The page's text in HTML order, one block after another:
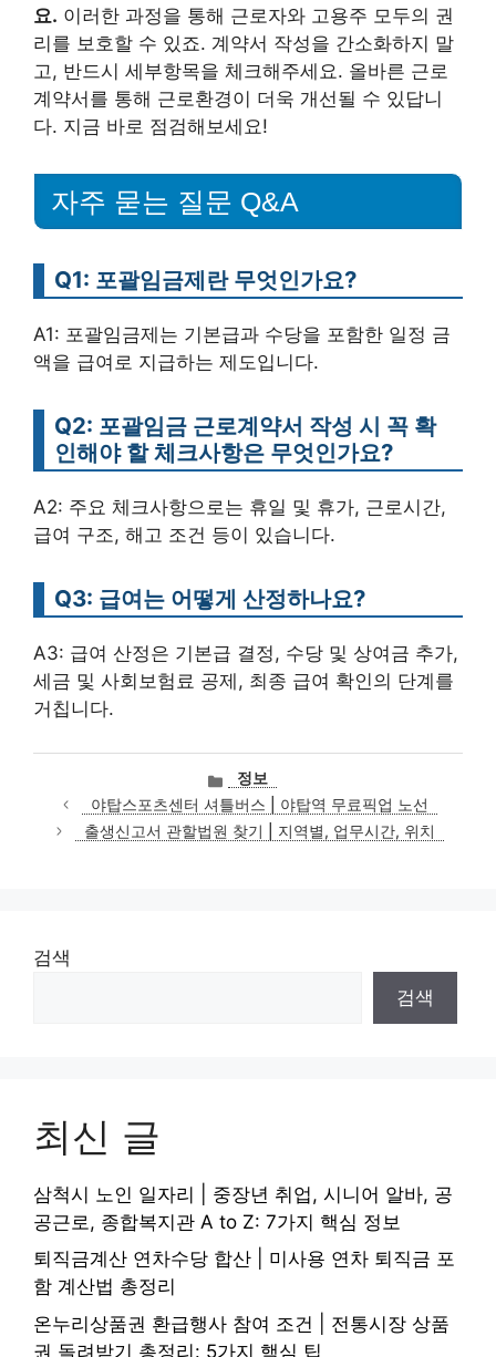
요. 이러한 과정을 통해 근로자와 고용주 모두의 권
리를 보호할 수 있죠. 계약서 작성을 간소화하지 말
고, 반드시 세부항목을 체크해주세요. 올바른 근로
계약서를 통해 근로환경이 더욱 개선될 수 있답니
다. 지금 바로 점검해보세요!
자주 묻는 질문 Q&A
Q1: 포괄임금제란 무엇인가요?
A1: 포괄임금제는 기본급과 수당을 포함한 일정 금
액을 급여로 지급하는 제도입니다.
Q2: 포괄임금 근로계약서 작성 시 꼭 확
인해야 할 체크사항은 무엇인가요?
A2: 주요 체크사항으로는 휴일 및 휴가, 근로시간,
급여 구조, 해고 조건 등이 있습니다.
Q3: 급여는 어떻게 산정하나요?
A3: 급여 산정은 기본급 결정, 수당 및 상여금 추가,
세금 및 사회보험료 공제, 최종 급여 확인의 단계를
거칩니다.
카
테
고
리
정보
야탑스포츠센터 셔틀버스 | 야탑역 무료픽업 노선
출생신고서 관할법원 찾기 | 지역별, 업무시간, 위치
검색
검색
최신 글
삼척시 노인 일자리 | 중장년 취업, 시니어 알바, 공
공근로, 종합복지관 A to Z: 7가지 핵심 정보
퇴직금계산 연차수당 합산 | 미사용 연차 퇴직금 포
함 계산법 총정리
온누리상품권 환급행사 참여 조건 | 전통시장 상품
권 돌려받기 총정리: 5가지 핵심 팁